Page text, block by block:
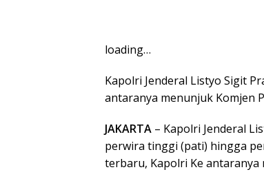
loading…
Kapolri Jenderal Listyo Sigit
antaranya menunjuk Komjen
JAKARTA – Kapolri Jenderal
perwira tinggi (pati) hingga
terbaru, Kapolri Ke antaranya